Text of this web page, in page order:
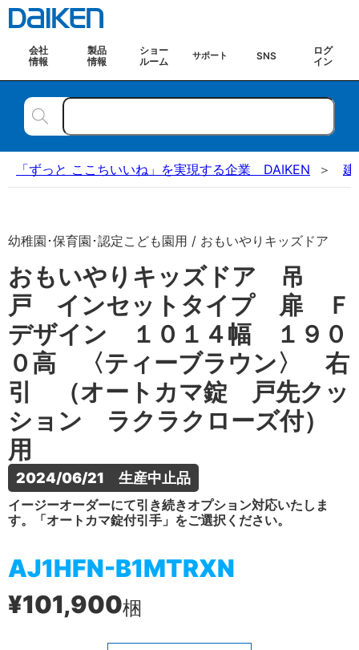
会社
情報
製品
情報
ショー
ルーム
サポート SNS
ログ
イン
「ずっと ここちいいね」を実現する企業 DAIKEN 建
幼稚園･保育園･認定こども園用 / おもいやりキッズドア
おもいやりキッズドア 吊
戸 インセットタイプ 扉 Ｆ
デザイン １０１４幅 １９０
０高 〈ティーブラウン〉 右
引 （オートカマ錠 戸先クッ
ション ラクラクローズ付）
用
2024/06/21　生産中止品
イージーオーダーにて引き続きオプション対応いたしま
す。「オートカマ錠付引手」をご選択ください。
AJ1HFN-B1MTRXN
¥101,900梱